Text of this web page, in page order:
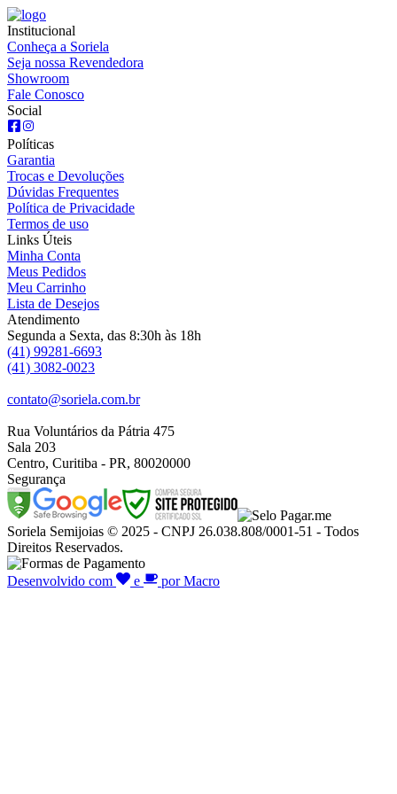
Institucional
Conheça a Soriela
Seja nossa Revendedora
Showroom
Fale Conosco
Social
Políticas
Garantia
Trocas e Devoluções
Dúvidas Frequentes
Política de Privacidade
Termos de uso
Links Úteis
Minha Conta
Meus Pedidos
Meu Carrinho
Lista de Desejos
Atendimento
Segunda a Sexta, das 8:30h às 18h
(41) 99281-6693
(41) 3082-0023
contato@soriela.com.br
Rua Voluntários da Pátria 475
Sala 203
Centro, Curitiba - PR, 80020000
Segurança
Soriela Semijoias © 2025 - CNPJ 26.038.808/0001-51 - Todos
Direitos Reservados.
Desenvolvido com e por Macro